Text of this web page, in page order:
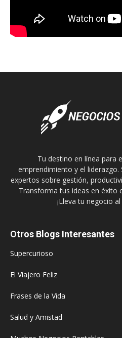
Tu destino en línea para
emprendimiento y el
expertos sobre gestión,
Transforma tus ideas en éxito
¡Lleva tu negocio
Otros Blogs Interesantes
Supercurioso
El Viajero Feliz
Frases de la Vida
Salud y Amistad